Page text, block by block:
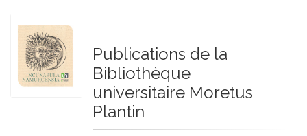
Publications de la
Bibliothèque
universitaire Moretus
Plantin